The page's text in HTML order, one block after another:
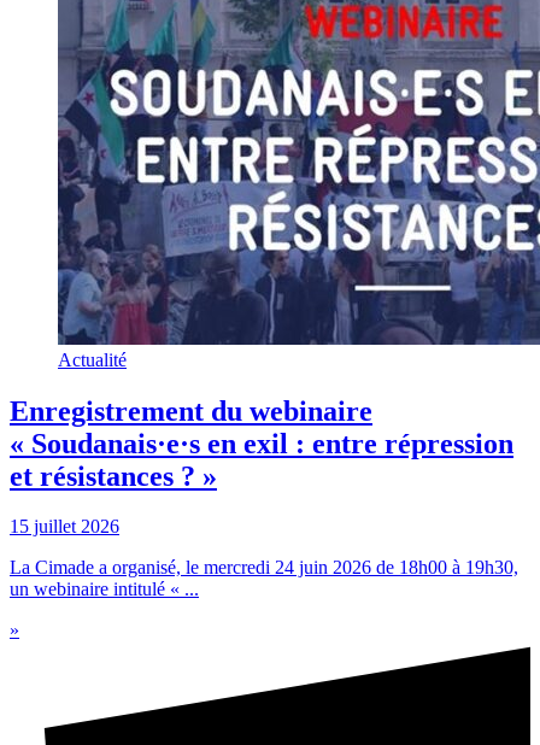
Actualité
Enregistrement du webinaire
« Soudanais·e·s en exil : entre répression
et résistances ? »
15 juillet 2026
La Cimade a organisé, le mercredi 24 juin 2026 de 18h00 à 19h30,
un webinaire intitulé « ...
»